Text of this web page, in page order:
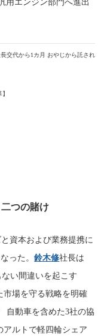
用エンジン部門へ進出
交代から1カ月 おやじから託され
つの賭け
資本および業務提携に
なった。鈴木修社長は
い間違いを起こす
市場を守る戦略を明確
自動車を含めた3社の協
アルトで軽四輪シェア